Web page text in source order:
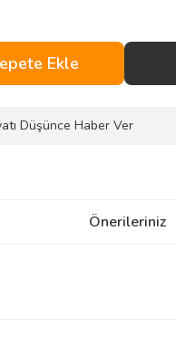
Ekle
Düşünce Haber Ver
Önerileriniz